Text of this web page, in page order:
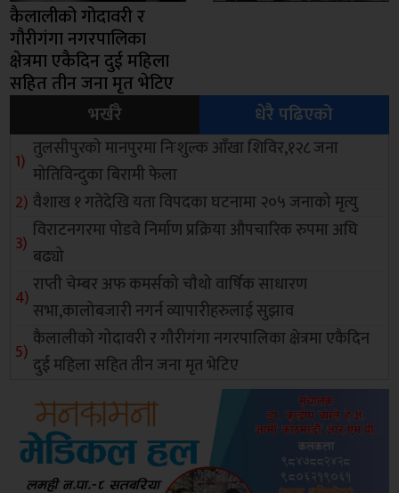
कैलालीको गोदावरी र
गौरीगंगा नगरपालिका
क्षेत्रमा एकैदिन दुई महिला
सहित तीन जना मृत भेटिए
भर्खरै
धेरै पढिएको
तुलसीपुरको मानपुरमा निःशुल्क आँखा शिविर,१२८ जना
मोतिविन्दुका बिरामी फेला
वैशाख १ गतेदेखि यता विपदका घटनामा २०५ जनाको मृत्यु
विराटनगरमा पोडवे निर्माण प्रक्रिया औपचारिक रुपमा अघि
बढ्यो
राप्ती चेम्बर अफ कमर्सको चाैथो वार्षिक साधारण
सभा,कालोबजारी नगर्न व्यापारीहरुलाई सुझाव
कैलालीको गोदावरी र गौरीगंगा नगरपालिका क्षेत्रमा एकैदिन
दुई महिला सहित तीन जना मृत भेटिए